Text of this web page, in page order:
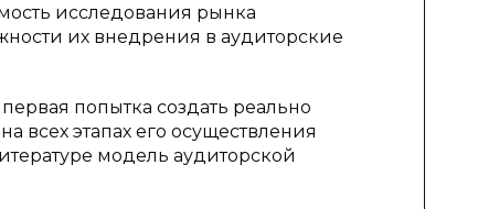
исследования рынка
их внедрения в аудиторские
попытка создать реально
всех этапах его осуществления
модель аудиторской